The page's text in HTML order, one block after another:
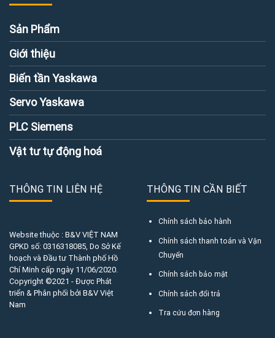
Sản Phẩm
Giới thiệu
Biến tần Yaskawa
Servo Yaskawa
PLC Siemens
Vật tư tự động hoá
THÔNG TIN LIÊN HỆ
Website thuộc : B&V VIỆT NAM
GPKD số: 0316318085 , Do Sở Kế
hoạch và Đầu tư Thành phố Hồ
Chí Minh cấp ngày 11/06/2020.
Copyright ©2021 - Được Phát
triển & Phân phối bởi B&V Việt
Nam
THÔNG TIN CẦN BIẾT
Chính sách bảo hành
Chính sách thanh toán và Vận
Chuyển
Chính sách bảo mật
Chính sách đổi trả
Tra cứu đơn hàng